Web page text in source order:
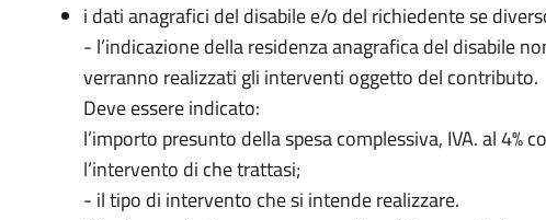
i dati anagrafici del disabile e/o del richiedente se
- l’indicazione della residenza anagrafica del disabile
verranno realizzati gli interventi oggetto del contributo.
Deve essere indicato:
l’importo presunto della spesa complessiva, IVA. al 4%
l’intervento di che trattasi;
- il tipo di intervento che si intende realizzare.